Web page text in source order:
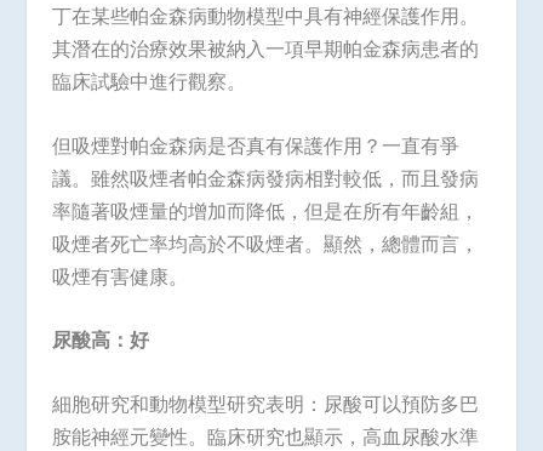
丁在某些帕金森病動物模型中具有神經保護作用。
其潛在的治療效果被納入一項早期帕金森病患者的
臨床試驗中進行觀察。
但吸煙對帕金森病是否真有保護作用？一直有爭
議。雖然吸煙者帕金森病發病相對較低，而且發病
率隨著吸煙量的增加而降低，但是在所有年齡組，
吸煙者死亡率均高於不吸煙者。顯然，總體而言，
吸煙有害健康。
尿酸高：好
細胞研究和動物模型研究表明：尿酸可以預防多巴
胺能神經元變性。臨床研究也顯示，高血尿酸水準